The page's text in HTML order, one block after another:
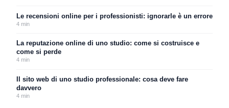
Le recensioni online per i professionisti: ignorarle è un errore
4 min
La reputazione online di uno studio: come si costruisce e
come si perde
4 min
Il sito web di uno studio professionale: cosa deve fare
davvero
4 min